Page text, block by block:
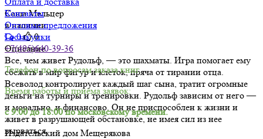
Контакты
Оптовые предложения
Госзакупки
+7(495)640-39-36
Телефон по вопросам заказа книг.
Время работы и приёма заявок:
с 9:00 до 18:00 по московскому времени.
Издательский дом Мещерякова
Саша Мельцер
в наличии
0
0
Описание
Все, чем живет Рудольф, — это шахматы. Игра помогает ему
сбежать в мир фигур и клеток, пряча от тирании отца.
Всеволод контролирует каждый шаг сына, тратит огромные
деньги на турниры и тренировки. Рудольф зависим от него —
и морально, и финансово. Он не приспособлен к жизни и
живет в разрушающей обстановке, не имея сил из нее
вырваться.